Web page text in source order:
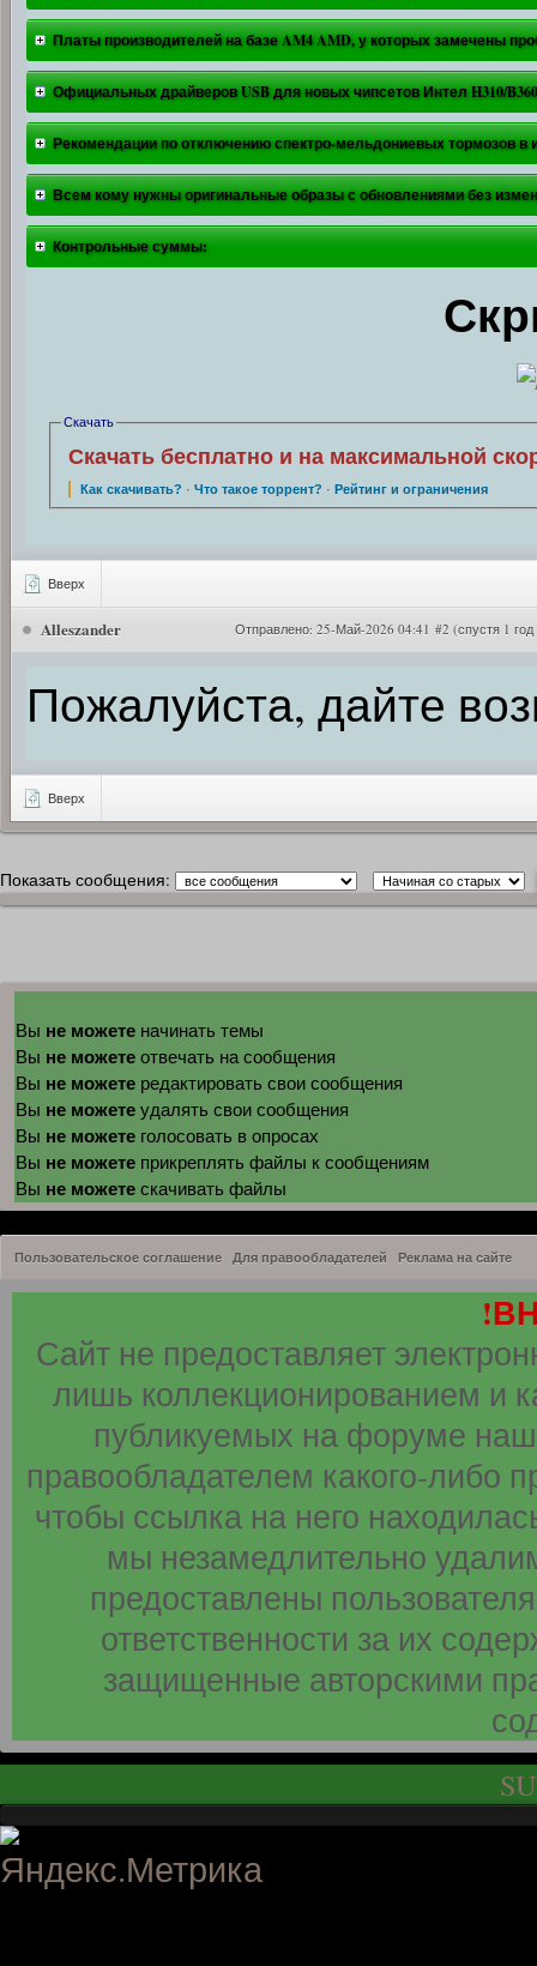
Платы производителей на базе AM4 AMD, у которых замечены
Официальных драйверов USB для новых чипсетов Интел H310/
Рекомендации по отключению спектро-мельдониевых тормозов в
Всем кому нужны оригинальные образы с обновлениями без
Контрольные суммы:
Скачать
Скачать бесплатно и на максимальной
Как скачивать? ·Что такое торрент? ·Рейтинг и ограничения
Вверх
Alleszander Отправлено: 25-Май-2026 04:41 #2 (спустя 1
Пожалуйста, дайте
Вверх
Показать сообщения:
Вы не можете начинать темы
Вы не можете отвечать на сообщения
Вы не можете редактировать свои сообщения
Вы не можете удалять свои сообщения
Вы не можете голосовать в опросах
Вы не можете прикреплять файлы к сообщениям
Вы не можете скачивать файлы
Пользовательское соглашение Для правообладателей Реклама на сайте
Сайт не предоставляет
лишь коллекционированием и
публикуемых на форуме
правообладателем какого-либо
чтобы ссылка на него
мы незамедлительно
предоставлены
ответственности за их
защищенные авторскими